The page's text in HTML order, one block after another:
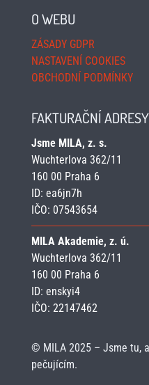
O WEBU
ZÁSADY GDPR
NASTAVENÍ COOKIES
OBCHODNÍ PODMÍNKY
FAKTURAČNÍ ADRESY
Jsme MILA, z. s.
Wuchterlova 362/11
160 00 Praha 6
ID: ea6jn7h
IČO: 07543654
MILA Akademie, z. ú.
Wuchterlova 362/11
160 00 Praha 6
ID: enskyi4
IČO: 22147462
© MILA 2025 – Jsme tu,
pečujícím.